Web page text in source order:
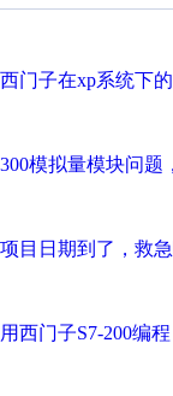
西门子在xp系统下
300模拟量模块问题
项目日期到了，救
用西门子S7-200编程